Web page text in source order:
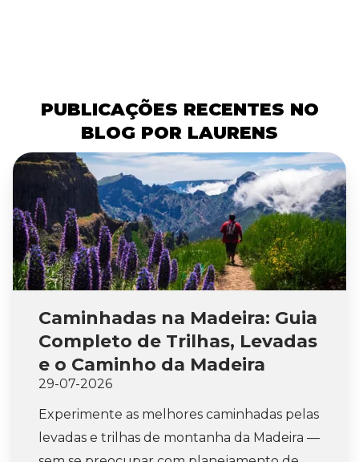
PUBLICAÇÕES RECENTES NO
BLOG POR LAURENS
Caminhadas na Madeira: Guia
Completo de Trilhas, Levadas
e o Caminho da Madeira
29-07-2026
Experimente as melhores caminhadas pelas
levadas e trilhas de montanha da Madeira —